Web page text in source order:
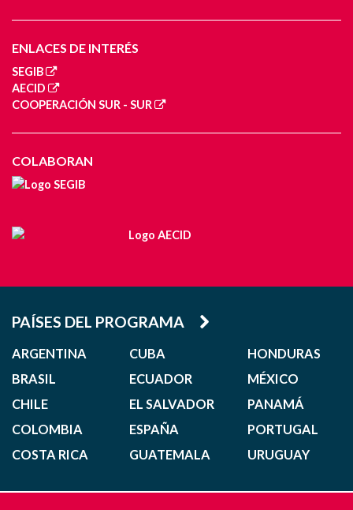
ENLACES DE INTERÉS
SEGIB
AECID
COOPERACIÓN SUR - SUR
COLABORAN
PAÍSES DEL PROGRAMA
ARGENTINA
BRASIL
CHILE
COLOMBIA
COSTA RICA
CUBA
ECUADOR
EL SALVADOR
ESPAÑA
GUATEMALA
HONDURAS
MÉXICO
PANAMÁ
PORTUGAL
URUGUAY